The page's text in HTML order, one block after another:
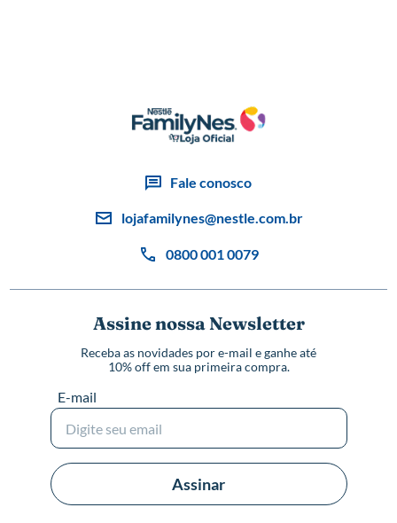
Fale conosco
lojafamilynes@nestle.com.br
0800 001 0079
Assine nossa Newsletter
Receba as novidades por e-mail e ganhe até
10% off em sua primeira compra.
E-mail
Assinar